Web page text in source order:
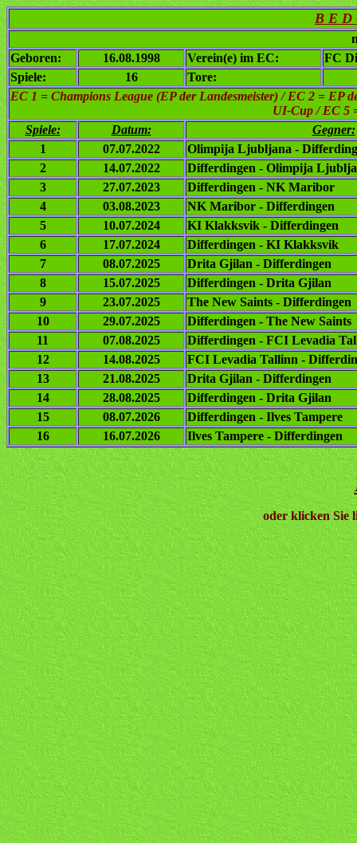
B E D
Geboren:
16.08.1998 Verein(e) im EC:
FC
Spiele:
16
Tore:
EC 1 = Champions League (EP der Landesmeister) / EC 2 = EP
UI-Cup / EC 5
Spiele:
Datum:
Gegner:
1
07.07.2022
Olimpija Ljubljana -
2
14.07.2022
Differdingen - Olimpija
3
27.07.2023
Differdingen - NK Maribor
4
03.08.2023
NK Maribor - Differdingen
5
10.07.2024
KI Klakksvik - Differdingen
6
17.07.2024
Differdingen - KI Klakksvik
7
08.07.2025
Drita Gjilan - Differdingen
8
15.07.2025
Differdingen - Drita Gjilan
9
23.07.2025
The New Saints - Differdingen
10
29.07.2025
Differdingen - The New Saints
11
07.08.2025
Differdingen - FCI Levadia
12
14.08.2025
FCI Levadia Tallinn -
13
21.08.2025
Drita Gjilan - Differdingen
14
28.08.2025
Differdingen - Drita Gjilan
15
08.07.2026
Differdingen - Ilves Tampere
16
16.07.2026 Ilves Tampere - Differdingen
oder klicken Sie